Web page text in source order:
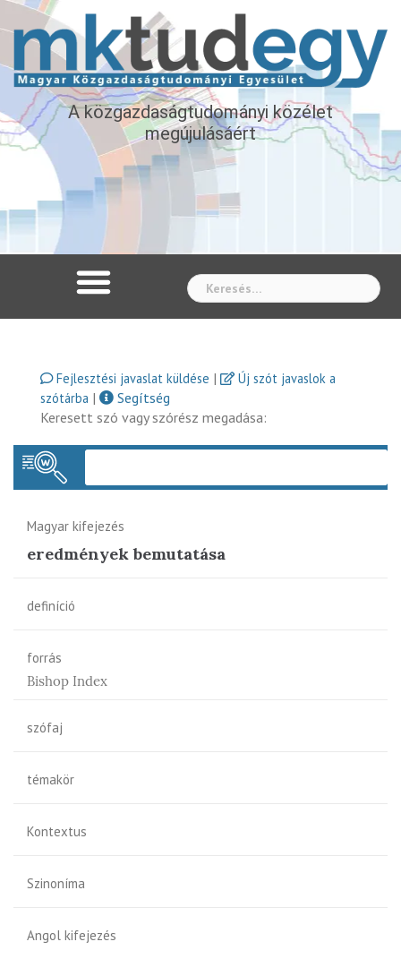
A közgazdaságtudományi közélet
megújulásáért
Fejlesztési javaslat küldése |
Új szót javaslok a
szótárba |
Segítség
Keresett szó vagy szórész megadása:
Magyar kifejezés
eredmények bemutatása
definíció
forrás
Bishop Index
szófaj
témakör
Kontextus
Szinoníma
Angol kifejezés